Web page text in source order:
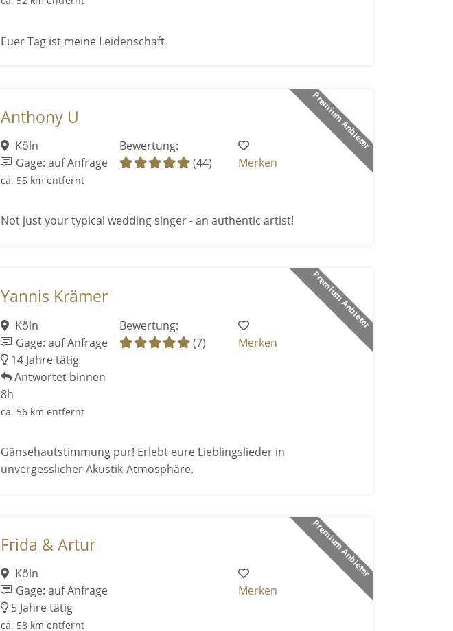
Euer Tag ist meine Leidenschaft
Premium Anbieter
Anthony U
Köln
Gage: auf Anfrage
ca. 55 km entfernt
Bewertung:
(44)
Merken
Not just your typical wedding singer - an authentic artist!
Premium Anbieter
Yannis Krämer
Köln
Gage: auf Anfrage
14 Jahre tätig
Antwortet binnen
8h
ca. 56 km entfernt
Bewertung:
(7)
Merken
Gänsehautstimmung pur! Erlebt eure Lieblingslieder in
unvergesslicher Akustik-Atmosphäre.
Premium Anbieter
Frida & Artur
Köln
Gage: auf Anfrage
5 Jahre tätig
ca. 58 km entfernt
Merken